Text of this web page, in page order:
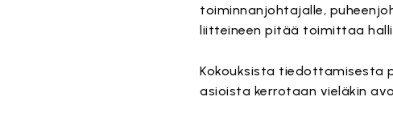
toiminnanjohtajalle,
liitteineen pitää toimittaa
Kokouksista tiedottamisesta
asioista kerrotaan vieläkin